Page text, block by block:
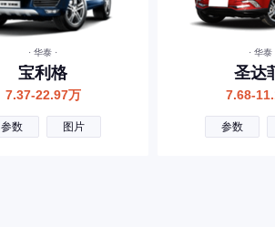
· 华泰 ·
宝利格
7.37-22.97万
参数 图片
· 华泰
圣达
7.68-
参数